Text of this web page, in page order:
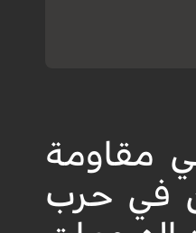
مقاومة
في حرب